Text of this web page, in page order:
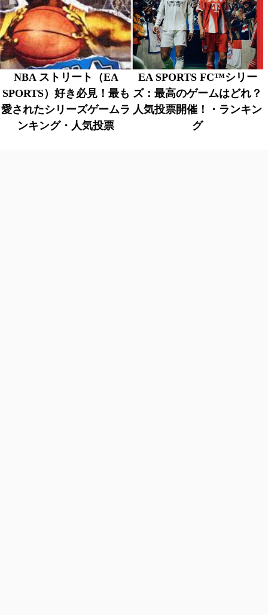
NBA ストリート（EA
SPORTS）好き必見！最も
愛されたシリーズゲームラ
ンキング・人気投票
EA SPORTS FC™シリー
ズ：最高のゲームはどれ？
人気投票開催！・ランキン
グ